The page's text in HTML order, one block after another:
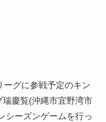
ーグに参戦予定のキン
慶覧(沖縄市宜野湾市
シーズンゲームを行っ